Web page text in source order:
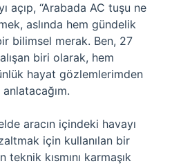
açıp, “Arabada AC tuşu ne
aslında hem gündelik
bilimsel merak. Ben, 27
biri olarak, hem
hayat gözlemlerimden
aracın içindeki havayı
için kullanılan bir
teknik kısmını karmaşık